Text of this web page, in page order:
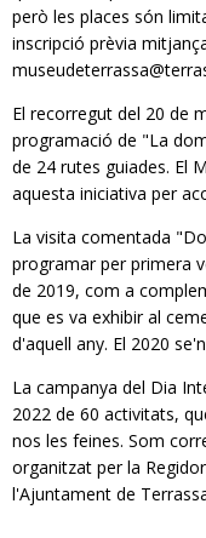
però les places són
inscripció prèvia
El recorregut del 20 de
programació de "La
de 24 rutes guiades. El
aquesta iniciativa per
La visita comentada
programar per primera
de 2019, com a
que es va exhibir al
d'aquell any. El 2020
La campanya del Dia
2022 de 60 activitats,
nos les feines. Som
organitzat per la
l'Ajuntament de